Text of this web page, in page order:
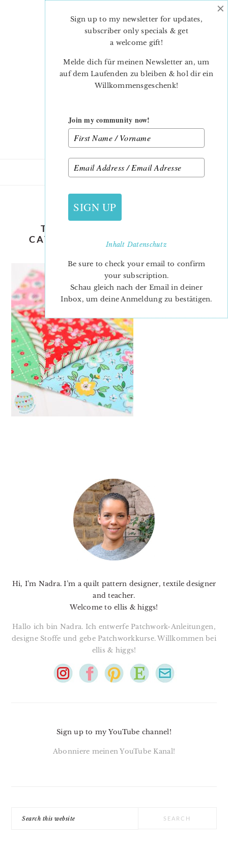
THE SPLENDID SAMPLER 2
CATHEDRAL WINDOWS JENNY
DOAN
Hi, I’m Nadra. I’m a quilt pattern designer, textile designer
and teacher.
Welcome to ellis & higgs!
Hallo ich bin Nadra. Ich entwerfe Patchwork-Anleitungen,
designe Stoffe und gebe Patchworkkurse. Willkommen bei
ellis & higgs!
Sign up to my YouTube channel!
Abonniere meinen YouTube Kanal!
Sign up to my newsletter for updates,
subscriber only specials & get
a welcome gift!
Melde dich für meinen Newsletter an, um
auf dem Laufenden zu bleiben & hol dir ein
Willkommensgeschenk!
Join my community now!
SIGN UP
InhaltDatenschutz
Be sure to check your email to confirm
your subscription.
Schau gleich nach der Email in deiner
Inbox, um deine Anmeldung zu bestätigen.
×